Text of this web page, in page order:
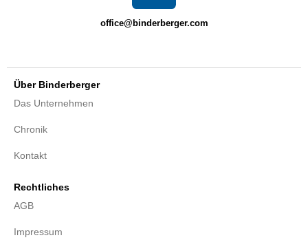
office@binderberger.com
Über Binderberger
Das Unternehmen
Chronik
Kontakt
Rechtliches
AGB
Impressum